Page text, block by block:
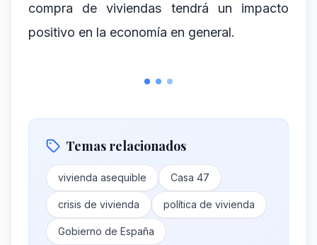
compra de viviendas tendrá un impacto
positivo en la economía en general.
Temas relacionados
vivienda asequible Casa 47
crisis de vivienda política de vivienda
Gobierno de España